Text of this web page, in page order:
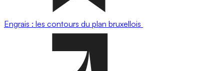
Engrais : les contours du plan bruxellois